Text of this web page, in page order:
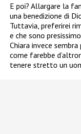
E poi? Allargare la
una benedizione di
Tuttavia, preferirei
e che sono
Chiara invece
come farebbe
tenere stretto un